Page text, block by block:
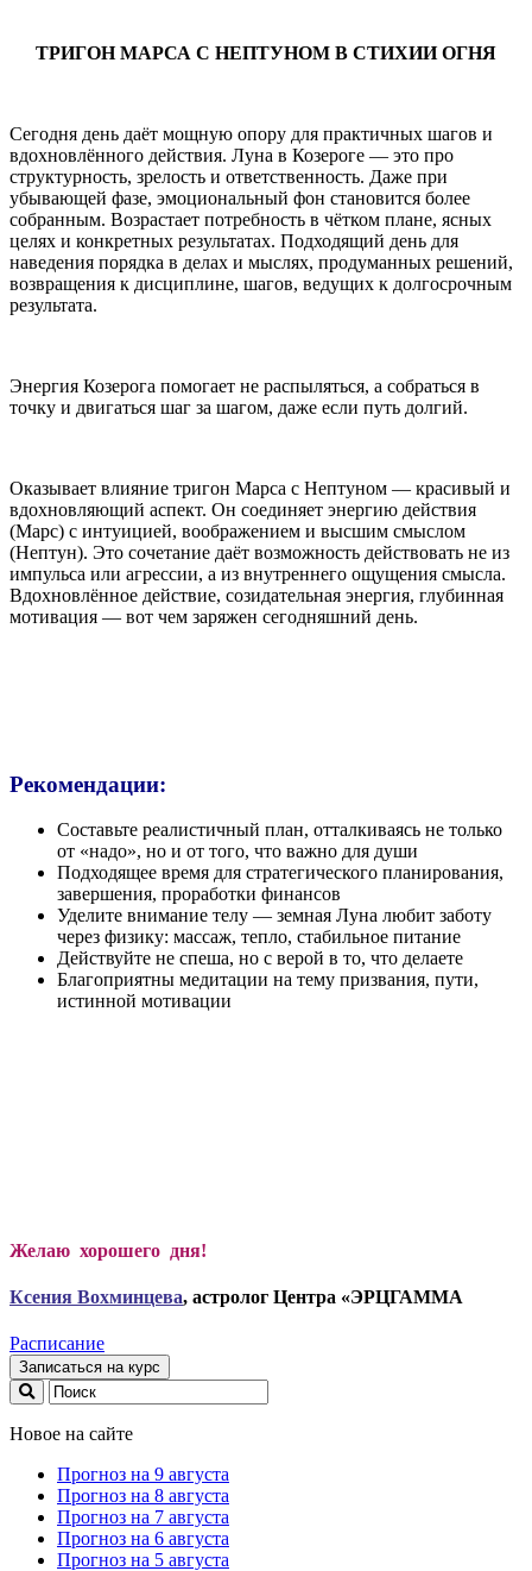
ТРИГОН МАРСА С НЕПТУНОМ В СТИХИИ ОГНЯ
Сегодня день даёт мощную опору для практичных шагов и
вдохновлённого действия. Луна в Козероге — это про
структурность, зрелость и ответственность. Даже при
убывающей фазе, эмоциональный фон становится более
собранным. Возрастает потребность в чётком плане, ясных
целях и конкретных результатах. Подходящий день для
наведения порядка в делах и мыслях, продуманных решений,
возвращения к дисциплине, шагов, ведущих к долгосрочным
результата.
Энергия Козерога помогает не распыляться, а собраться в
точку и двигаться шаг за шагом, даже если путь долгий.
Оказывает влияние тригон Марса с Нептуном — красивый и
вдохновляющий аспект. Он соединяет энергию действия
(Марс) с интуицией, воображением и высшим смыслом
(Нептун). Это сочетание даёт возможность действовать не из
импульса или агрессии, а из внутреннего ощущения смысла.
Вдохновлённое действие, созидательная энергия, глубинная
мотивация — вот чем заряжен сегодняшний день.
Рекомендации:
Составьте реалистичный план, отталкиваясь не только
от «надо», но и от того, что важно для души
Подходящее время для стратегического планирования,
завершения, проработки финансов
Уделите внимание телу — земная Луна любит заботу
через физику: массаж, тепло, стабильное питание
Действуйте не спеша, но с верой в то, что делаете
Благоприятны медитации на тему призвания, пути,
истинной мотивации
Желаю хорошего дня!
Ксения Вохминцева, астролог Центра «ЭРЦГАММА
Расписание
Записаться на курс
Новое на сайте
Прогноз на 9 августа
Прогноз на 8 августа
Прогноз на 7 августа
Прогноз на 6 августа
Прогноз на 5 августа